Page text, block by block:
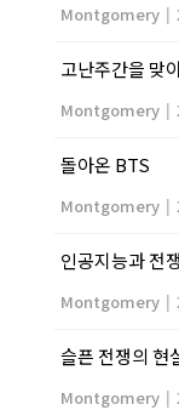
Montgomery |
고난주간을 맞
Montgomery |
돌아온 BTS
Montgomery |
인공지능과 전
Montgomery |
슬픈 전쟁의 현
Montgomery |